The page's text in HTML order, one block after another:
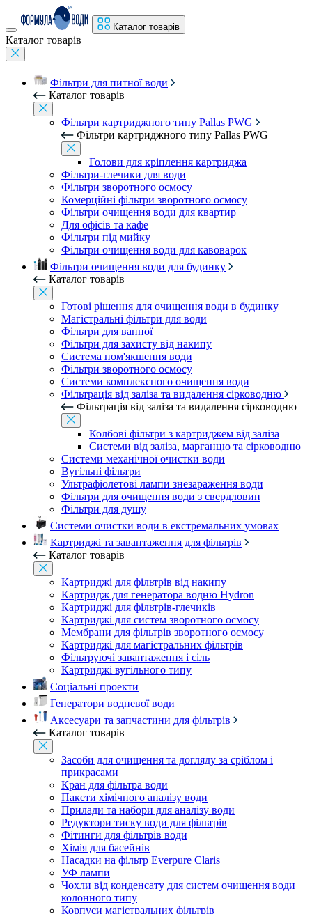
Каталог товарів
Каталог товарів
Фільтри для питної води
Каталог товарів
Фільтри картриджного типу Pallas PWG
Фільтри картриджного типу Pallas PWG
Голови для кріплення картриджа
Фільтри-глечики для води
Фільтри зворотного осмосу
Комерційні фільтри зворотного осмосу
Фільтри очищення води для квартир
Для офісів та кафе
Фільтри під мийку
Фільтри очищення води для кавоварок
Фільтри очищення води для будинку
Каталог товарів
Готові рішення для очищення води в будинку
Магістральні фільтри для води
Фільтри для ванної
Фільтри для захисту від накипу
Система пом'якшення води
Фільтри зворотного осмосу
Системи комплексного очищення води
Фільтрація від заліза та видалення сірководню
Фільтрація від заліза та видалення сірководню
Колбові фільтри з картриджем від заліза
Системи від заліза, марганцю та сірководню
Системи механічної очистки води
Вугільні фільтри
Ультрафіолетові лампи знезараження води
Фільтри для очищення води з свердловин
Фільтри для душу
Системи очистки води в екстремальних умовах
Картриджі та завантаження для фільтрів
Каталог товарів
Картриджі для фільтрів від накипу
Картридж для генератора водню Hydron
Картриджі для фільтрів-глечиків
Картриджі для систем зворотного осмосу
Мембрани для фільтрів зворотного осмосу
Картриджі для магістральних фільтрів
Фільтруючі завантаження і сіль
Картриджі вугільного типу
Соціальні проекти
Генератори водневої води
Аксесуари та запчастини для фільтрів
Каталог товарів
Засоби для очищення та догляду за сріблом і
прикрасами
Кран для фільтра води
Пакети хімічного аналізу води
Прилади та набори для аналізу води
Редуктори тиску води для фільтрів
Фітинги для фільтрів води
Хімія для басейнів
Насадки на фільтр Everpure Claris
УФ лампи
Чохли від конденсату для систем очищення води
колонного типу
Корпуси магістральних фільтрів